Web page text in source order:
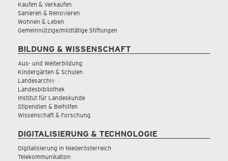
Kaufen & Verkaufen
Sanieren & Renovieren
Wohnen & Leben
Gemeinnützige/mildtätige Stiftungen
BILDUNG & WISSENSCHAFT
Aus- und Weiterbildung
Kindergärten & Schulen
Landesarchiv
Landesbibliothek
Institut für Landeskunde
Stipendien & Beihilfen
Wissenschaft & Forschung
DIGITALISIERUNG & TECHNOLOGIE
Digitalisierung in Niederösterreich
Telekommunikation